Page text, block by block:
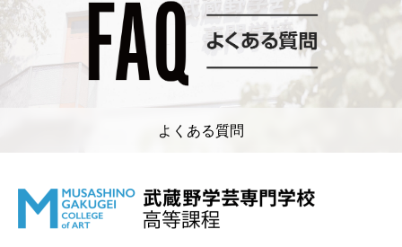
よくある質問